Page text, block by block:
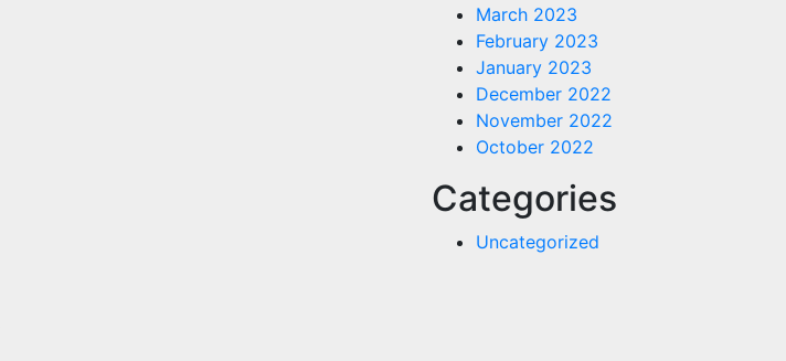
March 2023
February 2023
January 2023
December 2022
November 2022
October 2022
Categories
Uncategorized